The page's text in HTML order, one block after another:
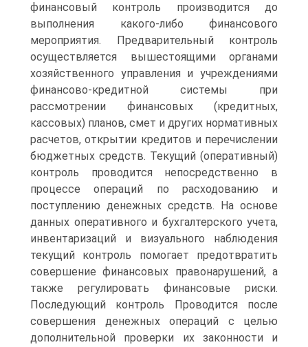
финансовый контроль производится до
выполнения какого-либо финансового
мероприятия. Предварительный контроль
осуществляется вышестоящими органами
хозяйственного управления и учреждениями
финансово-кредитной системы при
рассмотрении финансовых (кредитных,
кассовых) планов, смет и других нормативных
расчетов, открытии кредитов и перечислении
бюджетных средств. Текущий (оперативный)
контроль проводится непосредственно в
процессе операций по расходованию и
поступлению денежных средств. На основе
данных оперативного и бухгалтерского учета,
инвентаризаций и визуального наблюдения
текущий контроль помогает предотвратить
совершение финансовых правонарушений, а
также регулировать финансовые риски.
Последующий контроль Проводится после
совершения денежных операций с целью
дополнительной проверки их законности и